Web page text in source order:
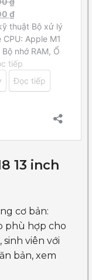
13 inch
cơ bản:
phù hợp cho
viên với
bản, xem